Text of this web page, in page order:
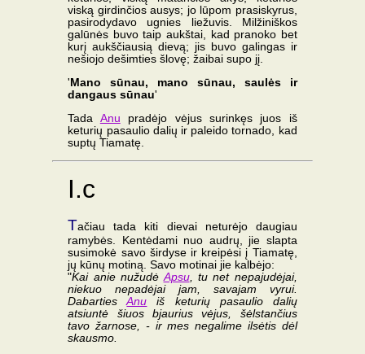
viską girdinčios ausys; jo lūpom prasiskyrus,
pasirodydavo ugnies liežuvis. Milžiniškos
galūnės buvo taip aukštai, kad pranoko bet
kurį aukščiausią dievą; jis buvo galingas ir
nešiojo dešimties šlovę; žaibai supo jį.
' Mano sūnau, mano sūnau, saulės ir
dangaus sūnau'
Tada Anu pradėjo vėjus surinkęs juos iš
keturių pasaulio dalių ir paleido tornado, kad
suptų Tiamatę.
I.c
Tačiau tada kiti dievai neturėjo daugiau
ramybės. Kentėdami nuo audrų, jie slapta
susimokė savo širdyse ir kreipėsi į Tiamatę,
jų kūnų motiną. Savo motinai jie kalbėjo:
"Kai anie nužudė Apsu, tu net nepajudėjai,
niekuo nepadėjai jam, savajam vyrui.
DabartiesAnu iš keturių pasaulio dalių
atsiuntė šiuos bjaurius vėjus, šėlstančius
tavo žarnose, - ir mes negalime ilsėtis dėl
skausmo.